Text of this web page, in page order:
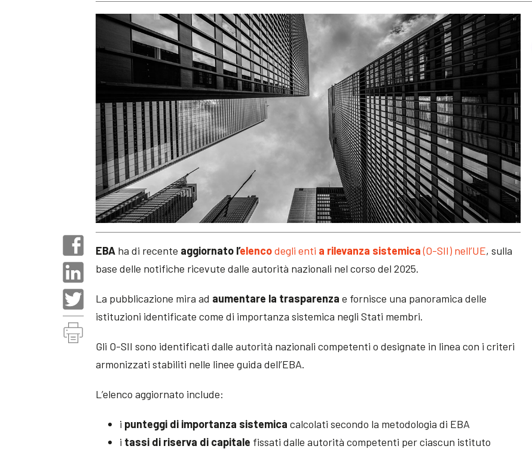
EBA ha di recente aggiornato l’elencodegli enti a rilevanza sistemica(O-SII) nell’UE, sulla
base delle notifiche ricevute dalle autorità nazionali nel corso del 2025.
La pubblicazione mira ad aumentare la trasparenza e fornisce una panoramica delle
istituzioni identificate come di importanza sistemica negli Stati membri.
Gli O-SII sono identificati dalle autorità nazionali competenti o designate in linea con i criteri
armonizzati stabiliti nelle linee guida dell’EBA.
L’elenco aggiornato include:
i punteggi di importanza sistemica calcolati secondo la metodologia di EBA
i tassi di riserva di capitale fissati dalle autorità competenti per ciascun istituto